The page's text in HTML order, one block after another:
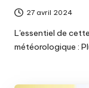
27 avril 2024
L'essentiel de
météorologique :